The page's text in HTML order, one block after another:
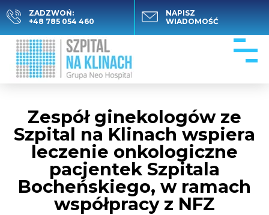
ZADZWOŃ:
+48 785 054 460
NAPISZ
WIADOMOŚĆ
Zespół ginekologów ze
Szpital na Klinach wspiera
leczenie onkologiczne
pacjentek Szpitala
Bocheńskiego, w ramach
współpracy z NFZ